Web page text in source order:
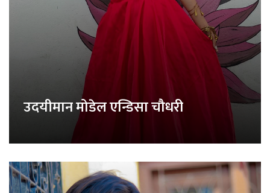
उदयीमान मोडेल एन्डिसा चौधरी